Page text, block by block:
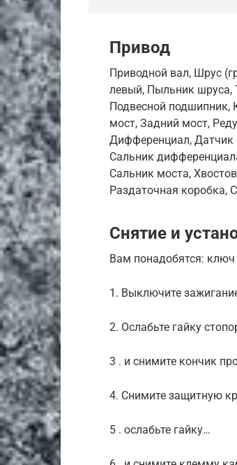
Привод
Приводной вал, Шрус
левый, Пыльник шруса,
Подвесной подшипник,
мост, Задний мост,
Дифференциал, Датчик
Сальник
Сальник моста,
Раздаточная коробка,
Снятие и
Вам понадобятся: ключ
1. Выключите
2. Ослабьте гайку
3 . и снимите кончик
4. Снимите защитную
5 . ослабьте гайку…